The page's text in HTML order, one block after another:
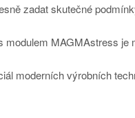
zadat skutečné
modulem MAGMAstress je
moderních výrobních